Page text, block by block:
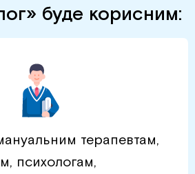
буде корисним:
терапевтам,
психологам,